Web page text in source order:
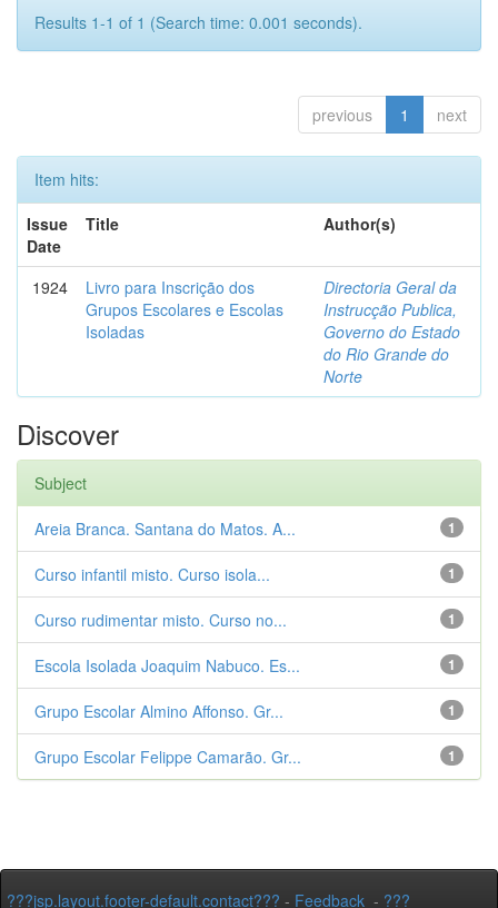
Results 1-1 of 1 (Search time: 0.001 seconds).
previous 1 next
Item hits:
Issue
Date
Title Author(s)
1924
Livro para Inscrição dos
Grupos Escolares e Escolas
Isoladas
Directoria Geral da
Instrucção Publica,
Governo do Estado
do Rio Grande do
Norte
Discover
Subject
1
Areia Branca. Santana do Matos. A...
1
Curso infantil misto. Curso isola...
1
Curso rudimentar misto. Curso no...
1
Escola Isolada Joaquim Nabuco. Es...
1
Grupo Escolar Almino Affonso. Gr...
1
Grupo Escolar Felippe Camarão. Gr...
???jsp.layout.footer-default.contact??? - Feedback - ???